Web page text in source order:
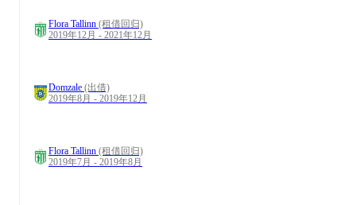
Flora Tallinn (租借回归)
2019年12月 - 2021年12月
Domzale (出借)
2019年8月 - 2019年12月
Flora Tallinn (租借回归)
2019年7月 - 2019年8月